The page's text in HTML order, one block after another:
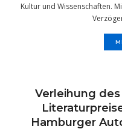
Kultur und Wissenschaften.
Verleihung
Hamburger